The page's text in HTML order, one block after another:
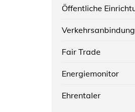
Öffentliche
Verkehrsanbindung
Fair Trade
Energiemonitor
Ehrentaler